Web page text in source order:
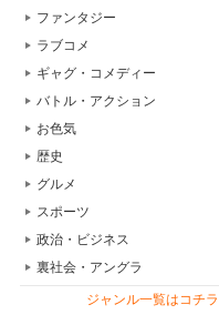
ファンタジー
ラブコメ
ギャグ・コメディー
バトル・アクション
お色気
歴史
グルメ
スポーツ
政治・ビジネス
裏社会・アングラ
ジャンル一覧はコチラ